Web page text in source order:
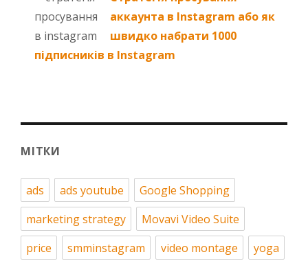
аккаунта в Instagram або як
швидко набрати 1000
підписників в Instagram
МІТКИ
ads ads youtube
Google Shopping
marketing strategy
Movavi Video Suite
price
smminstagram video montage
yoga